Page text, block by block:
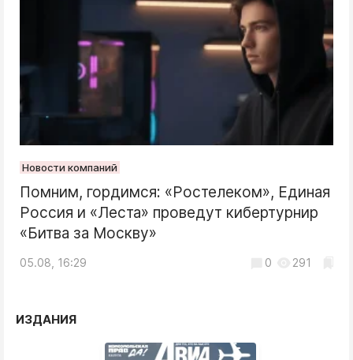
Новости компаний
Помним, гордимся: «Ростелеком», Единая
Россия и «Леста» проведут кибертурнир
«Битва за Москву»
05.08, 16:29 0 291
ИЗДАНИЯ